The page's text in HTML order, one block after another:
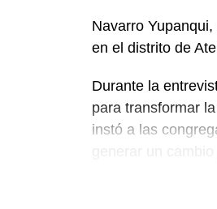
Navarro
en el distrito de
Durante la
para transformar
instó a las
El predicador